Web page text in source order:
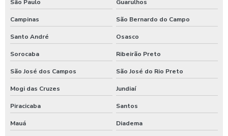
Terceirização de limpeza predial
Terceirização de portaria e limpeza
Terceirização de portaria limpeza e serviços
Terceirização de serviços de jardinagem
Terceirização de serviços portaria e limpeza
Terceirização portaria condominio
São Paulo Guarulhos
Campinas São Bernardo do Campo
Santo André Osasco
Sorocaba Ribeirão Preto
São José dos Campos São José do Rio Preto
Mogi das Cruzes Jundiaí
Piracicaba Santos
Mauá Diadema